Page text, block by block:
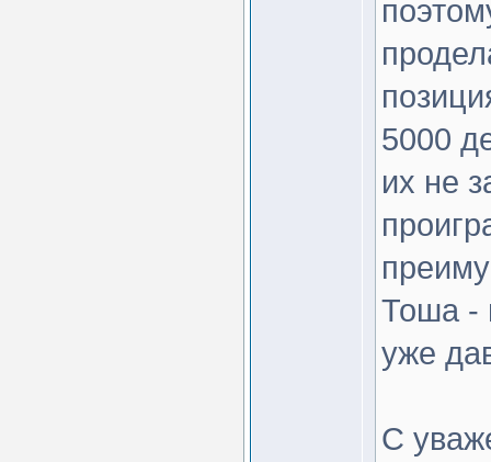
5000
их не
Тоша -
уже
С